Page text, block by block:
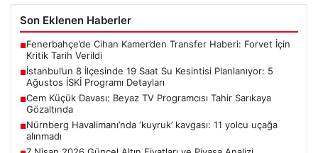
■ Fenerbahçe’de Cihan Kamer’den Transfer Haberi: Forvet İçin
Kritik Tarih Verildi
■İstanbul’un 8 İlçesinde 19 Saat Su Kesintisi Planlanıyor: 5
Ağustos İSKİ Programı Detayları
■Cem Küçük Davası: Beyaz TV Programcısı Tahir Sarıkaya
Gözaltında
■Nürnberg Havalimanı’nda ‘kuyruk’ kavgası: 11 yolcu uçağa
alınmadı
■7 Nisan 2026 Güncel Altın Fiyatları ve Piyasa Analizi